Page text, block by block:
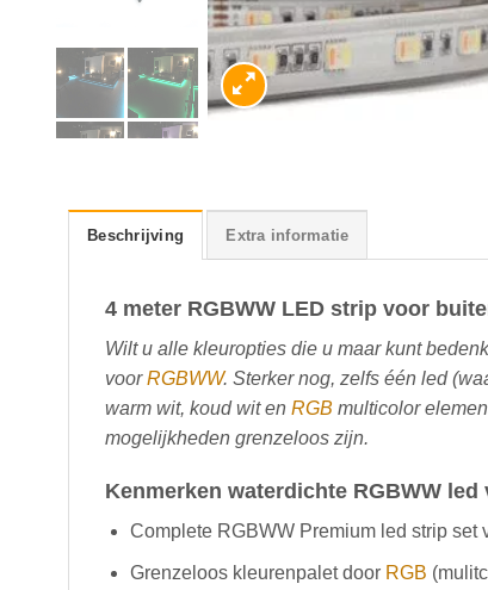
Beschrijving Extra informatie
4 meter RGBWW LED strip voor
Wilt u alle kleuropties die u maar kunt
voorRGBWW. Sterker nog, zelfs één led
warm wit, koud wit en RGB multicolor
mogelijkheden grenzeloos zijn.
Kenmerken waterdichte RGBWW
Complete RGBWW Premium led strip set
Grenzeloos kleurenpalet door RGB